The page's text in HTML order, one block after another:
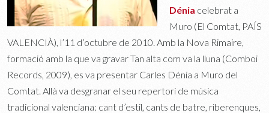
Dénia celebrat a
Muro (El Comtat, PAÍS
VALENCIÀ), l’11 d’octubre de 2010. Amb la Nova Rimaire,
formació amb la que va gravar Tan alta com va la lluna (Comboi
Records, 2009), es va presentar Carles Dénia a Muro del
Comtat. Allà va desgranar el seu repertori de música
tradicional valenciana: cant d’estil, cants de batre, riberenques,